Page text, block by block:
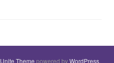
Unite Theme powered byWordPress.